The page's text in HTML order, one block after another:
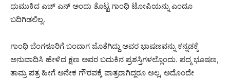
ಧುಮುಕಿದ ಎಚ್ ಎನ್ ಅಂದು ತೊಟ್ಟ ಗಾಂಧಿ ಟೋಪಿಯನ್ನು ಎಂದೂ
ಬದಿಗಿಡಲಿಲ್ಲ.
ಗಾಂಧಿ ಬೆಂಗಳೂರಿಗೆ ಬಂದಾಗ ಜೊತೆಗಿದ್ದು ಅವರ ಭಾಷಣವನ್ನು ಕನ್ನಡಕ್ಕೆ
ಅನುವಾದಿಸಿ ಹೇಳಿದ ಕ್ಷಣ ಅವರ ಬದುಕಿನ ಪ್ರಶಸ್ತಿಗಳಲ್ಲೊಂದು. ಪದ್ಮ ಭೂಷಣ,
ತಾಮ್ರ ಪತ್ರ ಹೀಗೆ ಅನೇಕ ಗೌರವಕ್ಕೆ ಪಾತ್ರರಾಗಿದ್ದರೂ ಅಲ್ಲ, ಅದೊಂದೇ